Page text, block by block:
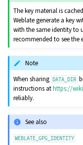
The key material is
Weblate generate a key
with the same identity to
recommended to see the
Note
When sharing DATA_DIR
instructions athttps://
reliably.
See also
WEBLATE_GPG_IDENTITY